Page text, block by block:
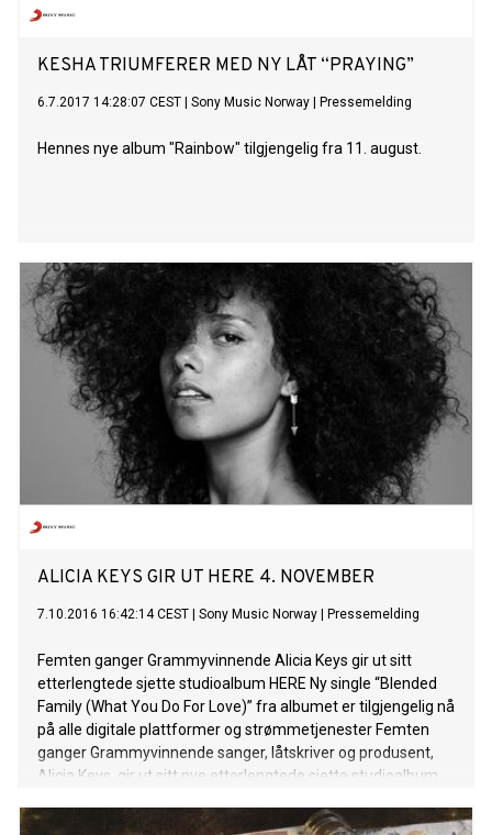
KESHA TRIUMFERER MED NY LÅT “PRAYING”
6.7.2017 14:28:07 CEST Sony Music Norway Pressemelding
Hennes nye album "Rainbow" tilgjengelig fra 11. august.
ALICIA KEYS GIR UT HERE 4. NOVEMBER
7.10.2016 16:42:14 CEST Sony Music Norway Pressemelding
Femten ganger Grammyvinnende Alicia Keys gir ut sitt
etterlengtede sjette studioalbum HERE Ny single “Blended
Family (What You Do For Love)” fra albumet er tilgjengelig nå
på alle digitale plattformer og strømmetjenester Femten
ganger Grammyvinnende sanger, låtskriver og produsent,
Alicia Keys, gir ut sitt nye etterlengtede sjette studioalbum,
tilstanden til global politikk, HERE inneholder et knippe av hva